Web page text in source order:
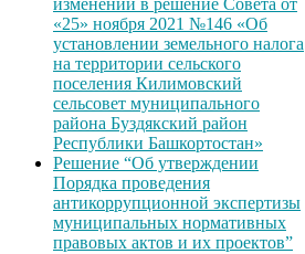
изменений в решение Совета от
«25» ноября 2021 №146 «Об
установлении земельного налога
на территории сельского
поселения Килимовский
сельсовет муниципального
района Буздякский район
Республики Башкортостан»
Решение “Об утверждении
Порядка проведения
антикоррупционной экспертизы
муниципальных нормативных
правовых актов и их проектов”